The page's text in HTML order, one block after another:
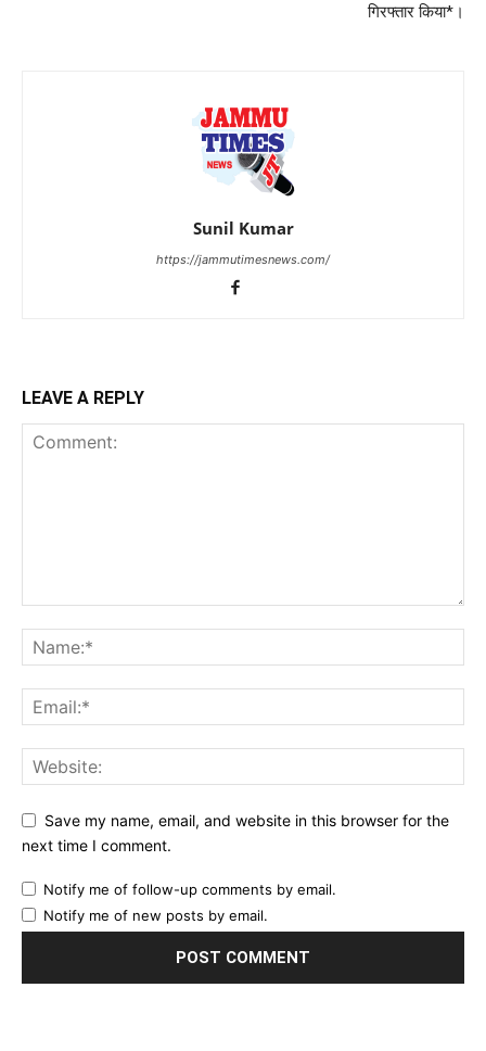
गिरफ्तार किया*।
Sunil Kumar
https://jammutimesnews.com/
LEAVE A REPLY
Save my name, email, and website in this browser for the
next time I comment.
Notify me of follow-up comments by email.
Notify me of new posts by email.